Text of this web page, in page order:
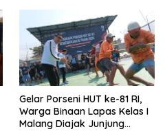
Gelar Porseni HUT ke-81 RI,
Warga Binaan Lapas Kelas I
Malang Diajak Junjung